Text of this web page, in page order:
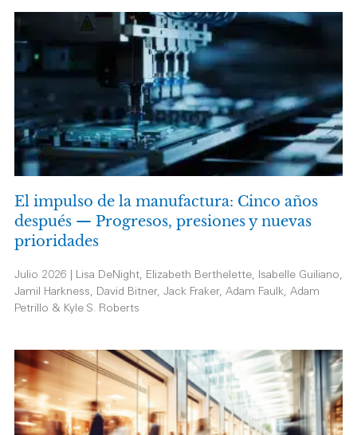
El impulso de la manufactura: Cinco años
después — Progresos, presiones y nuevas
prioridades
Julio 2026 | Lisa DeNight, Elizabeth Berthelette, Isabelle Guiliano,
Jamil Harkness, David Bitner, Jack Fraker, Adam Faulk, Adam
Petrillo & Kyle S. Roberts